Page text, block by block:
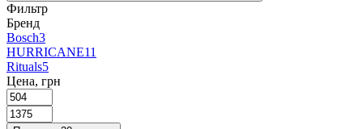
Фильтр
Бренд
Bosch3
HURRICANE11
Rituals5
Цена, грн